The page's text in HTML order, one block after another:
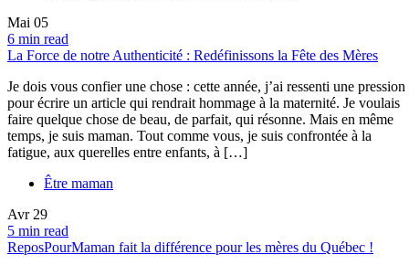
Mai 05
6 min read
La Force de notre Authenticité : Redéfinissons la Fête des Mères
Je dois vous confier une chose : cette année, j’ai ressenti une pression
pour écrire un article qui rendrait hommage à la maternité. Je voulais
faire quelque chose de beau, de parfait, qui résonne. Mais en même
temps, je suis maman. Tout comme vous, je suis confrontée à la
fatigue, aux querelles entre enfants, à […]
Être maman
Avr 29
5 min read
ReposPourMaman fait la différence pour les mères du Québec !